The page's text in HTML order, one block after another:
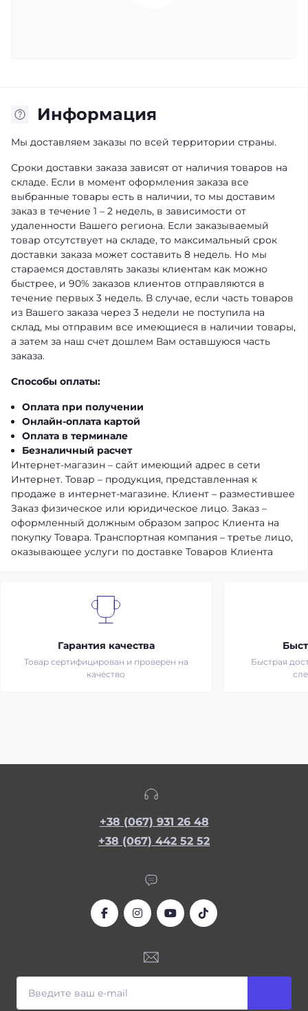
Информация
Мы доставляем заказы по всей территории страны.
Сроки доставки заказа зависят от наличия товаров на
складе. Если в момент оформления заказа все
выбранные товары есть в наличии, то мы доставим
заказ в течение 1 – 2 недель, в зависимости от
удаленности Вашего региона. Если заказываемый
товар отсутствует на складе, то максимальный срок
доставки заказа может составить 8 недель. Но мы
стараемся доставлять заказы клиентам как можно
быстрее, и 90% заказов клиентов отправляются в
течение первых 3 недель. В случае, если часть товаров
из Вашего заказа через 3 недели не поступила на
склад, мы отправим все имеющиеся в наличии товары,
а затем за наш счет дошлем Вам оставшуюся часть
заказа.
Способы оплаты:
Оплата при получении
Онлайн-оплата картой
Оплата в терминале
Безналичный расчет
Интернет-магазин – сайт имеющий адрес в сети
Интернет. Товар – продукция, представленная к
продаже в интернет-магазине. Клиент – разместившее
Заказ физическое или юридическое лицо. Заказ –
оформленный должным образом запрос Клиента на
покупку Товара. Транспортная компания – третье лицо,
оказывающее услуги по доставке Товаров Клиента
Гарантия качества
Товар сертифицирован и проверен на
качество
Быстрая
+38 (067) 931 26 48
+38 (067) 442 52 52